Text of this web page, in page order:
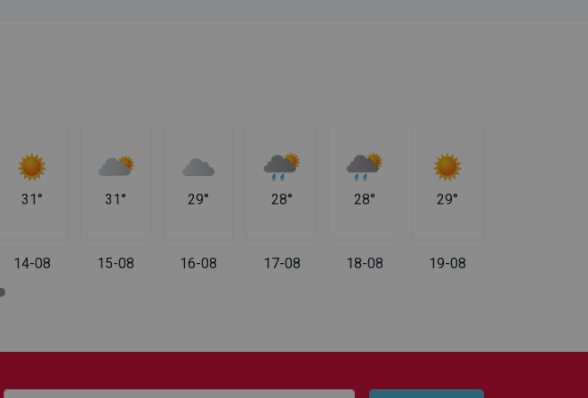
31°
14-08
31°
15-08
29°
16-08
28°
17-08
28°
18-08
29°
19-08